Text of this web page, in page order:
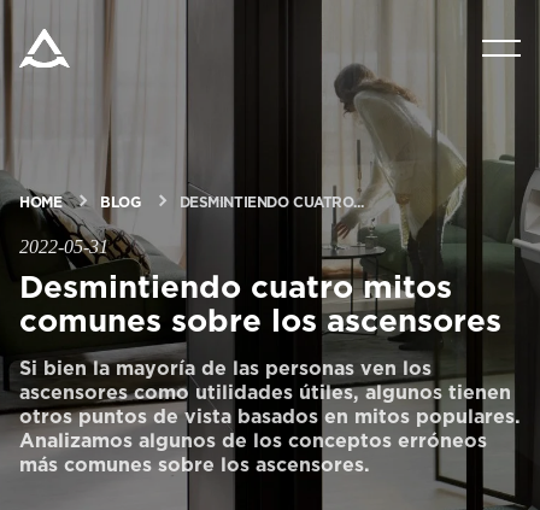
PRODUCTOS
SOLUCIONES
BLOG Y NOTICIAS
ACERCA DE ARITCO
PROFESIONALES
HOME BLOG DESMINTIENDO CUATRO...
2022-05-31
Desmintiendo cuatro mitos
comunes sobre los ascensores
Si bien la mayoría de las personas ven los
ascensores como utilidades útiles, algunos tienen
otros puntos de vista basados ​​en mitos populares.
Analizamos algunos de los conceptos erróneos
más comunes sobre los ascensores.